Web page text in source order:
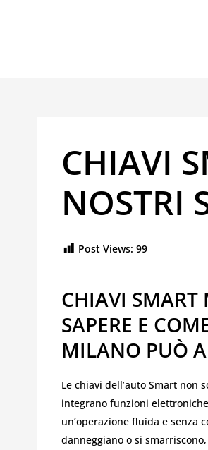
CHIAVI
NOSTRI
Post Views: 99
CHIAVI SMART
SAPERE E
MILANO PUÒ
Le chiavi dell’auto Smart non
integrano funzioni
un’operazione fluida e senza
danneggiano o si